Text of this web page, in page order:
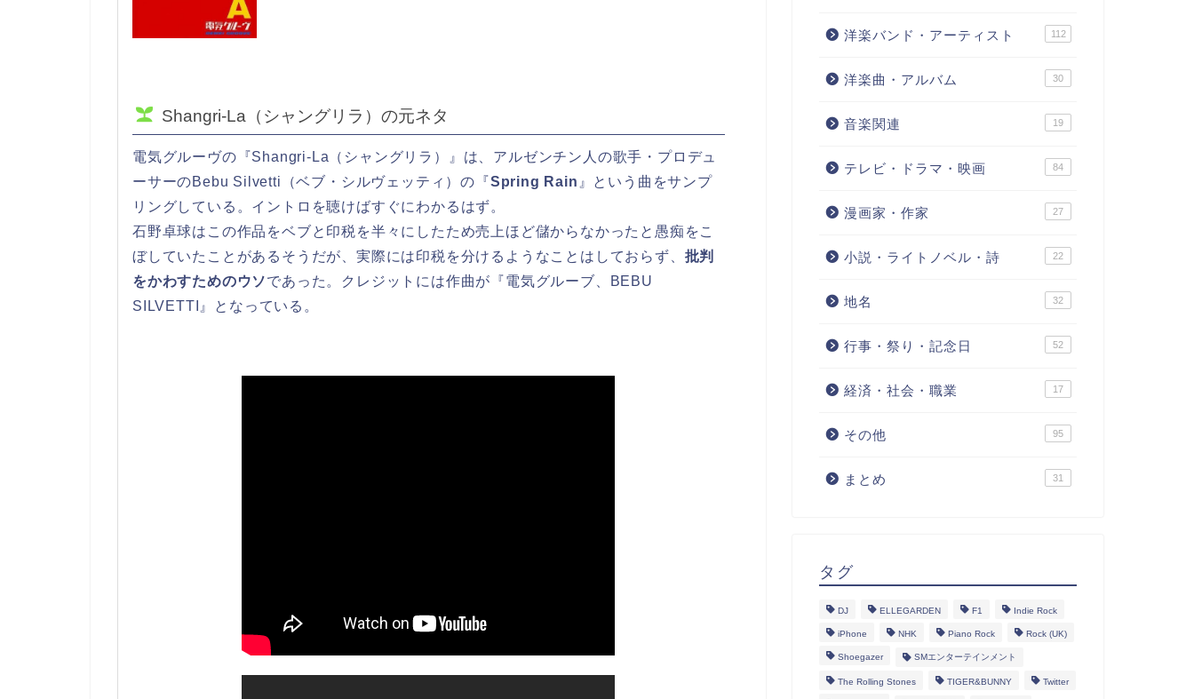
Shangri-La（シャングリラ）の元ネタ
電気グルーヴの『Shangri-La（シャングリラ）』は、アルゼンチン人の歌手・プロデュ
ーサーのBebu Silvetti（ベブ・シルヴェッティ）の『Spring Rain 』という曲をサンプ
リングしている。イントロを聴けばすぐにわかるはず。
石野卓球はこの作品をベブと印税を半々にしたため売上ほど儲からなかったと愚痴をこ
ぼしていたことがあるそうだが、実際には印税を分けるようなことはしておらず、 批判
をかわすためのウソであった。クレジットには作曲が『電気グルーブ、BEBU
SILVETTI』となっている。
洋楽バンド・アーティスト 112
洋楽曲・アルバム 30
音楽関連 19
テレビ・ドラマ・映画 84
漫画家・作家 27
小説・ライトノベル・詩 22
地名 32
行事・祭り・記念日 52
経済・社会・職業 17
その他 95
まとめ 31
タグ
DJ ELLEGARDEN F1 Indie Rock
iPhone NHK Piano Rock Rock (UK)
Shoegazer SMエンターテインメント
The Rolling Stones TIGER&BUNNY Twitter